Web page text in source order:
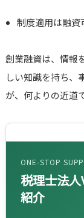
制度適用は融資
創業融資は、情報
しい知識を持ち、
が、何よりの近道
ONE-STOP
税理士法
紹介